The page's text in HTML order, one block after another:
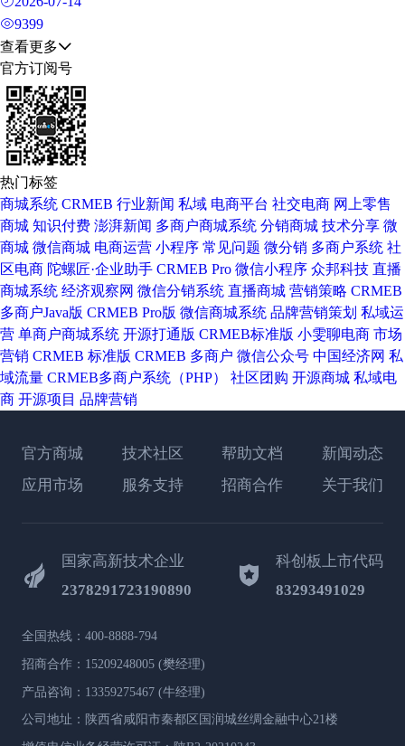
9399
查看更多
官方订阅号
热门标签
商城系统 CRMEB 行业新闻 私域 电商平台 社交电商 网上零售
商城 知识付费 澎湃新闻 多商户商城系统 分销商城 技术分享 微
商城 微信商城 电商运营 小程序 常见问题 微分销 多商户系统 社
区电商 陀螺匠·企业助手 CRMEB Pro 微信小程序 众邦科技 直播
商城系统 经济观察网 微信分销系统 直播商城 营销策略 CRMEB
多商户Java版 CRMEB Pro版 微信商城系统 品牌营销策划 私域运
营 单商户商城系统 开源打通版 CRMEB标准版 小雯聊电商 市场
营销 CRMEB 标准版 CRMEB 多商户 微信公众号 中国经济网 私
域流量 CRMEB多商户系统（PHP） 社区团购 开源商城 私域电
商 开源项目 品牌营销
官方商城 技术社区 帮助文档
新闻动态
应用市场
服务支持 招商合作 关于我们
国家高新技术企业
2378291723190890
科创板上市代码
83293491029
全国热线：400-8888-794
招商合作：15209248005 (樊经理)
产品咨询：13359275467 (牛经理)
公司地址：陕西省咸阳市秦都区国润城丝绸金融中心21楼